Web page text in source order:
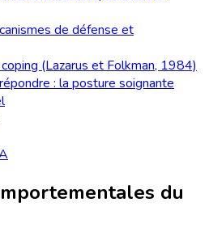
de défense et
(Lazarus et Folkman, 1984)
: la posture soignante
du